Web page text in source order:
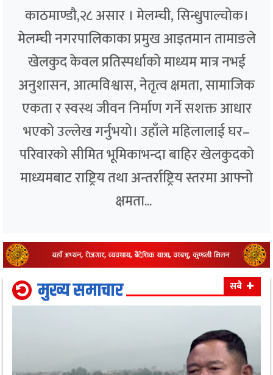
काठमाण्डौ,२८ असार । मेलम्ची, सिन्धुपाल्चोक।
मेलम्ची नगरपालिकाका प्रमुख आइतमान तामाङले
खेलकुद केवल प्रतिस्पर्धाको माध्यम मात्र नभई
अनुशासन, आत्मविश्वास, नेतृत्व क्षमता, सामाजिक
एकता र स्वस्थ जीवन निर्माण गर्ने सशक्त आधार
भएको उल्लेख गर्नुभयो। उहाँले महिलालाई घर–
परिवारको सीमित भूमिकाभन्दा बाहिर खेलकुदको
माध्यमबाट राष्ट्रिय तथा अन्तर्राष्ट्रिय स्तरमा आफ्नो
क्षमता...
मुख्य समाचार सबै